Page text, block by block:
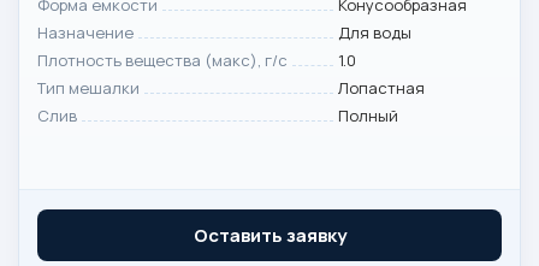
Форма емкости
Конусообразная
Назначение
Для воды
Плотность вещества (макс), г/с
1.0
Тип мешалки
Лопастная
Слив
Полный
Оставить заявку